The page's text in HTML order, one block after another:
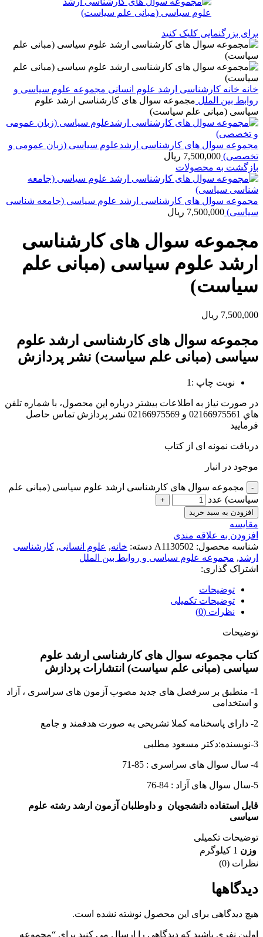
برای بزرگنمایی کلیک کنید
خانه خانه کارشناسی ارشد علوم انسانی مجموعه علوم سیاسی و
روابط بین الملل مجموعه سوال های کارشناسی ارشد علوم
سیاسی (مبانی علم سیاست)
مجموعه سوال های کارشناسی ارشدعلوم سیاسی (زبان عمومی و
تخصصی) 7,500,000 ریال
بازگشت به محصولات
مجموعه سوال های کارشناسی ارشد علوم سیاسی (جامعه شناسی
سیاسی) 7,500,000 ریال
مجموعه سوال های کارشناسی
ارشد علوم سیاسی (مبانی علم
سیاست)
7,500,000 ریال
مجموعه سوال های کارشناسی ارشد علوم
سیاسی (مبانی علم سیاست) نشر پردازش
نوبت چاپ :1
در صورت نياز به اطلاعات بيشتر درباره اين محصول، با شماره تلفن
هاي 02166975561 و 02166975569 نشر پردازش تماس حاصل
فرماييد
دریافت نمونه ای از کتاب
موجود در انبار
مجموعه سوال های کارشناسی ارشد علوم سیاسی (مبانی علم
سیاست) عدد
افزودن به سبد خرید
مقايسه
افزودن به علاقه مندی
شناسه محصول: A1130502 دسته: خانه, علوم انسانی, کارشناسی
ارشد, مجموعه علوم سیاسی و روابط بین الملل
اشتراک گذاری:
توضیحات
توضیحات تکمیلی
نظرات (0)
توضیحات
کتاب مجموعه سوال های کارشناسی ارشد علوم
سیاسی (مبانی علم سیاست) انتشارات پردازش
1- منطبق بر سرفصل های جدید مصوب آزمون های سراسری ، آزاد
و استخدامی
2- دارای پاسخنامه کملا تشریحی به صورت هدفمند و جامع
3-نویسنده:دکتر مسعود مطلبی
4- سال سوال های سراسری : 85-71
5-سال سوال های آزاد : 84-76
قابل استفاده دانشجویان و داوطلبان آزمون ارشد رشته علوم
سیاسی
توضیحات تکمیلی
وزن 1 کیلوگرم
نظرات (0)
دیدگاهها
هیچ دیدگاهی برای این محصول نوشته نشده است.
اولین نفری باشید که دیدگاهی را ارسال می کنید برای “مجموعه